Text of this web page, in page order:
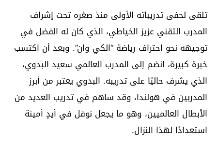
تلقى لحفى تدريباته الأولى منذ صغره تحت إشراف
المدرب التقني عزيز الخياطي، الذي كان له الفضل في
توجيهه نحو احتراف رياضة “الكي وان”. وبعد أن اكتسب
خبرة كبيرة، انضم إلى المدرب العالمي سعيد البدوي،
الذي يشرف حاليًا على تدريبه. البدوي يعتبر من أبرز
المدربين في هولندا، وقد ساهم في تدريب العديد من
الأبطال العالميين، وهو ما يجعل نوفل في أيدٍ أمينة
استعدادًا لهذا النزال.